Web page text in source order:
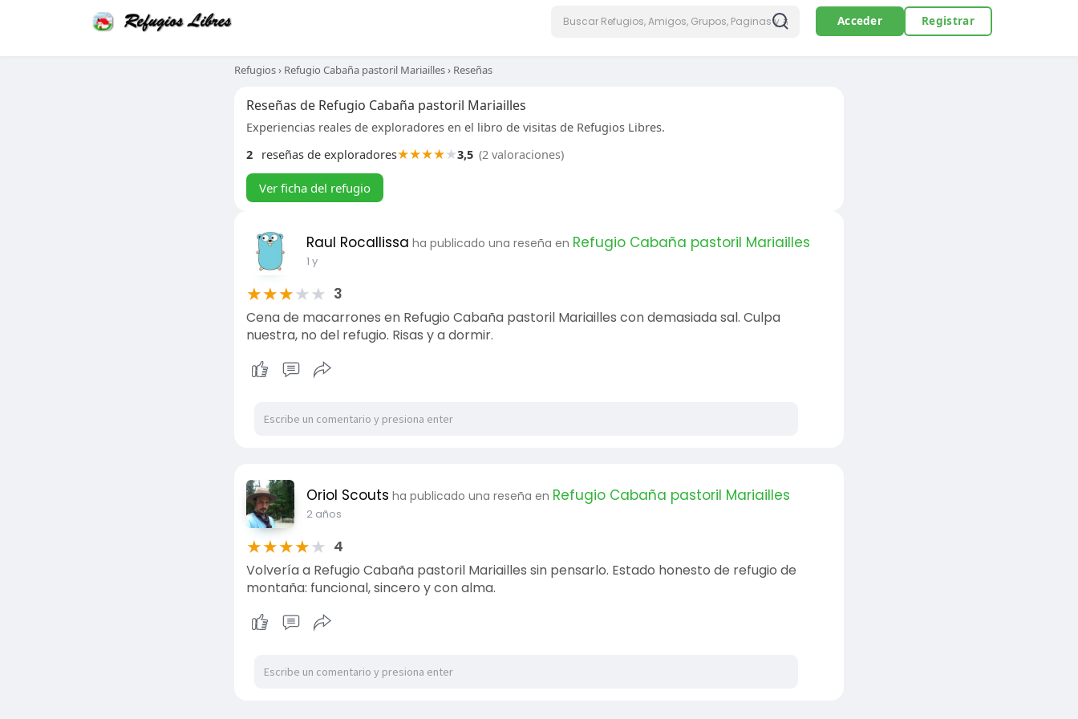
Acceder Registrar
Refugios› Refugio Cabaña pastoril Mariailles› Reseñas
Reseñas de Refugio Cabaña pastoril Mariailles
Experiencias reales de exploradores en el libro de visitas de Refugios Libres.
2 reseñas de exploradores★★★★★3,5 (2 valoraciones)
Ver ficha del refugio
Raul Rocallissa ha publicado una reseña en Refugio Cabaña pastoril Mariailles
1 y
★★★★★ 3
Cena de macarrones en Refugio Cabaña pastoril Mariailles con demasiada sal. Culpa
nuestra, no del refugio. Risas y a dormir.
Oriol Scouts ha publicado una reseña en Refugio Cabaña pastoril Mariailles
2 años
★★★★★ 4
Volvería a Refugio Cabaña pastoril Mariailles sin pensarlo. Estado honesto de refugio de
montaña: funcional, sincero y con alma.